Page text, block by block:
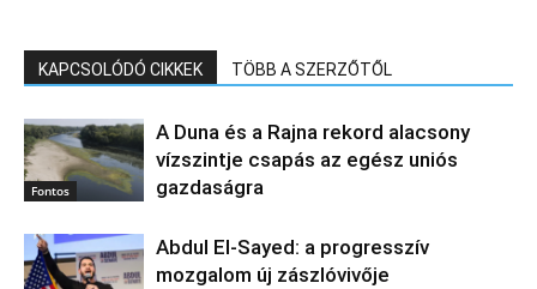
KAPCSOLÓDÓ CIKKEK TÖBB A SZERZŐTŐL
Fontos
A Duna és a Rajna rekord alacsony
vízszintje csapás az egész uniós
gazdaságra
Abdul El‑Sayed: a progresszív
mozgalom új zászlóvivője